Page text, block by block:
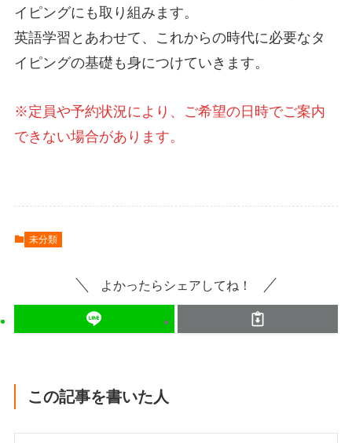
イピングにも取り組みます。
英語学習とあわせて、これからの時代に必要なタ
イピングの基礎も身につけていきます。
※定員や予約状況により、ご希望の日時でご案内
できない場合があります。
未分類
よかったらシェアしてね！
この記事を書いた人